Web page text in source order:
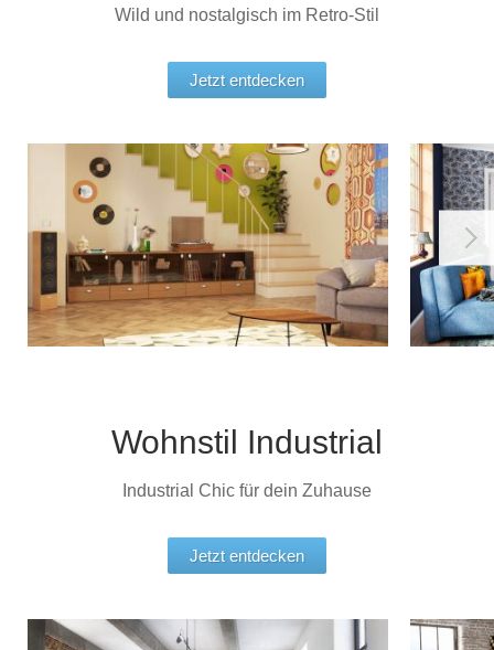
Wild und nostalgisch im Retro-Stil
Jetzt entdecken
Wohnstil Industrial
Industrial Chic für dein Zuhause
Jetzt entdecken